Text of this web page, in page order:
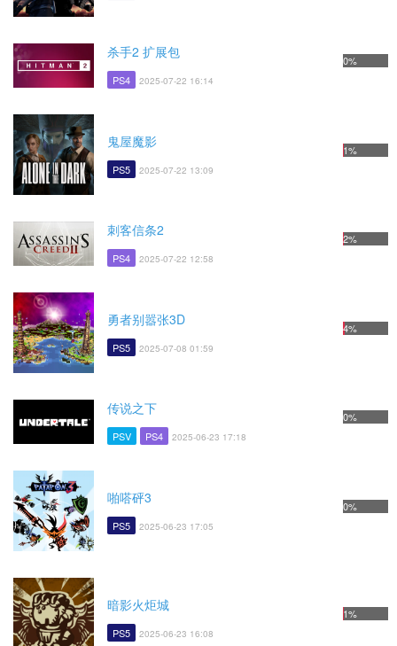
杀手2 扩展包
PS4 2025-07-22 16:14
0%
鬼屋魔影
PS5 2025-07-22 13:09
1%
刺客信条2
PS4 2025-07-22 12:58
2%
勇者别嚣张3D
PS5 2025-07-08 01:59
4%
传说之下
PSV PS4 2025-06-23 17:18
0%
啪嗒砰3
PS5 2025-06-23 17:05
0%
暗影火炬城
PS5 2025-06-23 16:08
1%